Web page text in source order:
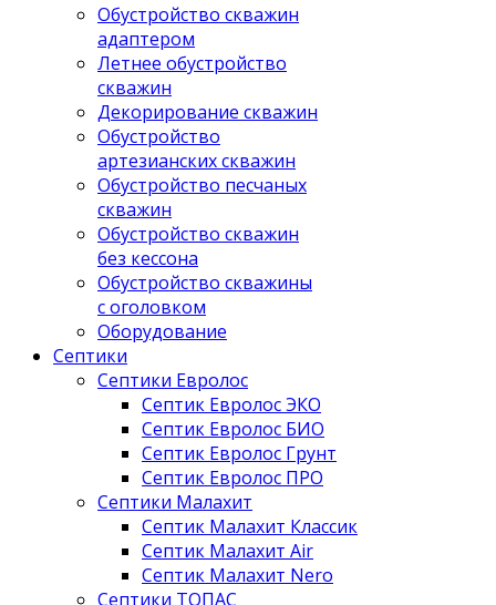
Обустройство скважин
адаптером
Летнее обустройство
скважин
Декорирование скважин
Обустройство
артезианских скважин
Обустройство песчаных
скважин
Обустройство скважин
без кессона
Обустройство скважины
с оголовком
Оборудование
Септики
Септики Евролос
Септик Евролос ЭКО
Септик Евролос БИО
Септик Евролос Грунт
Септик Евролос ПРО
Септики Малахит
Септик Малахит Классик
Септик Малахит Air
Септик Малахит Nero
Септики ТОПАС